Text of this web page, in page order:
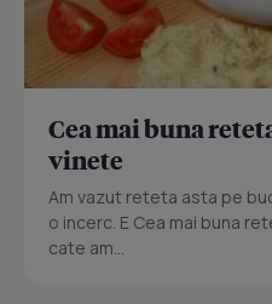
Cea mai buna
vinete
Am vazut reteta asta pe
o incerc. E Cea mai buna
cate am...